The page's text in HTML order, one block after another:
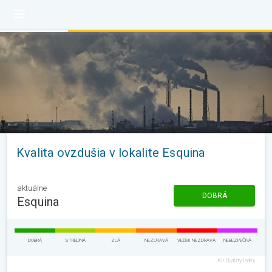
Kvalita ovzdušia v lokalite Esquina
aktuálne
Esquina DOBRÁ
DOBRÁ STREDNÁ ZLÁ NEZDRAVÁ VEĽMI NEZDRAVÁ NEBEZPEČNÁ
Air Quality Index